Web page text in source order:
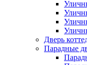
Дверь
Парадные